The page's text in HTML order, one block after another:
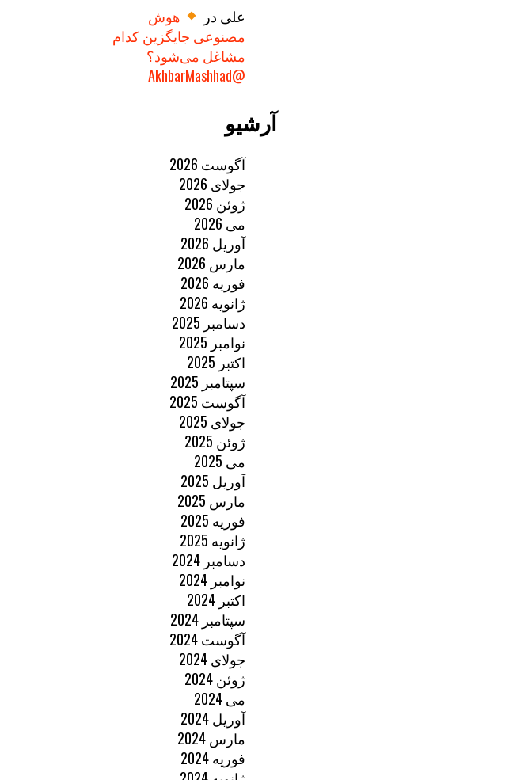
علی در
هوش
مصنوعی جایگزین کدام
مشاغل می‌شود؟
@AkhbarMashhad
آرشیو
آگوست 2026
جولای 2026
ژوئن 2026
می 2026
آوریل 2026
مارس 2026
فوریه 2026
ژانویه 2026
دسامبر 2025
نوامبر 2025
اکتبر 2025
سپتامبر 2025
آگوست 2025
جولای 2025
ژوئن 2025
می 2025
آوریل 2025
مارس 2025
فوریه 2025
ژانویه 2025
دسامبر 2024
نوامبر 2024
اکتبر 2024
سپتامبر 2024
آگوست 2024
جولای 2024
ژوئن 2024
می 2024
آوریل 2024
مارس 2024
فوریه 2024